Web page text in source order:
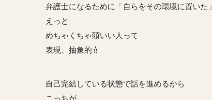
弁護士になるために「自らをその環境に置いた」
えっと
めちゃくちゃ頭いい人って
表現、抽象的💧
自己完結している状態で話を進めるから